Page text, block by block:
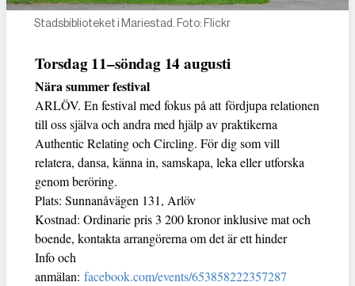
Stadsbiblioteket i Mariestad. Foto: Flickr
Torsdag 11–söndag 14 augusti
Nära summer festival
ARLÖV. En festival med fokus på att fördjupa relationen
till oss själva och andra med hjälp av praktikerna
Authentic Relating och Circling. För dig som vill
relatera, dansa, känna in, samskapa, leka eller utforska
genom beröring.
Plats: Sunnanåvägen 131, Arlöv
Kostnad: Ordinarie pris 3 200 kronor inklusive mat och
boende, kontakta arrangörerna om det är ett hinder
Info och
anmälan: facebook.com/events/653858222357287